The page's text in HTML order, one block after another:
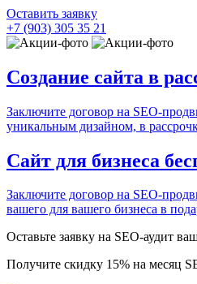
Оставить заявку
+7 (903) 305 35 21
Создание сайта в
Заключите договор на SEO-
уникальным дизайном, в
Сайт для бизнеса
Заключите договор на SEO-
вашего для вашего бизнеса в
Оставьте заявку на SEO-аудит
Получите скидку 15% на месяц